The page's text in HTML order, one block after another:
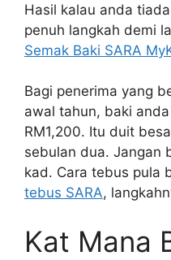
Hasil kalau anda
penuh langkah demi
Semak Baki SARA
Bagi penerima yang
awal tahun, baki
RM1,200. Itu duit
sebulan dua. Jangan
kad. Cara tebus pula
tebus SARA,
Kat Mana